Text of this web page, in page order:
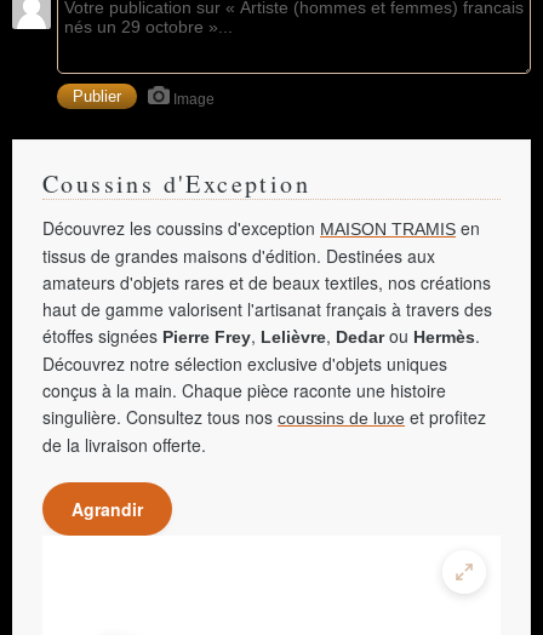
Image
Coussins d'Exception
Découvrez les coussins d'exception MAISON TRAMIS en
tissus de grandes maisons d'édition. Destinées aux
amateurs d'objets rares et de beaux textiles, nos créations
haut de gamme valorisent l'artisanat français à travers des
étoffes signées Pierre Frey, Lelièvre, Dedarou Hermès.
Découvrez notre sélection exclusive d'objets uniques
conçus à la main. Chaque pièce raconte une histoire
singulière. Consultez tous nos coussins de luxe et profitez
de la livraison offerte.
Agrandir